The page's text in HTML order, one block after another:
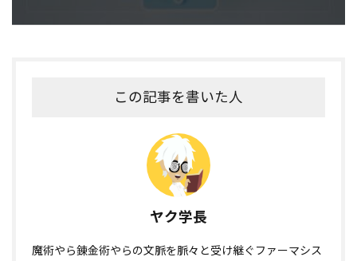
この記事を書いた人
ヤク学長
魔術やら錬金術やらの文脈を脈々と受け継ぐファーマシス